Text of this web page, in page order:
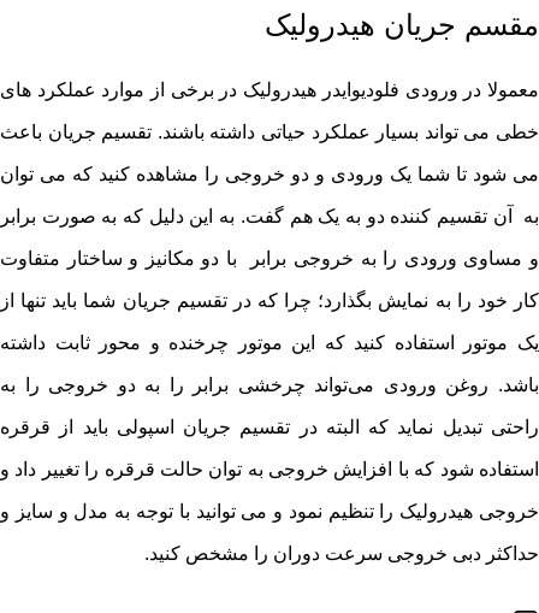
مقسم جریان هیدرولیک
معمولا در ورودی فلودیوایدر هیدرولیک در برخی از موارد عملکرد های
خطی می تواند بسیار عملکرد حیاتی داشته باشند. تقسیم جریان باعث
می شود تا شما یک ورودی و دو خروجی را مشاهده کنید که می توان
به آن تقسیم کننده دو به یک هم گفت. به این دلیل که به صورت برابر
و مساوی ورودی را به خروجی برابر با دو مکانیز و ساختار متفاوت
کار خود را به نمایش بگذارد؛ چرا که در تقسیم جریان شما باید تنها از
یک موتور استفاده کنید که این موتور چرخنده و محور ثابت داشته
باشد. روغن ورودی می‌تواند چرخشی برابر را به دو خروجی را به
راحتی تبدیل نماید که البته در تقسیم جریان اسپولی باید از قرقره
استفاده شود که با افزایش خروجی به توان حالت قرقره را تغییر داد و
خروجی هیدرولیک را تنظیم نمود و می توانید با توجه به مدل و سایز و
حداکثر دبی خروجی سرعت دوران را مشخص کنید.